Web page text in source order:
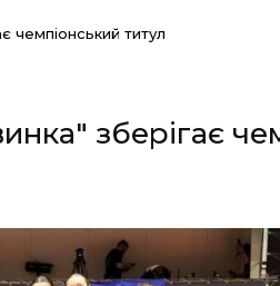
чемпіонський титул
зберігає